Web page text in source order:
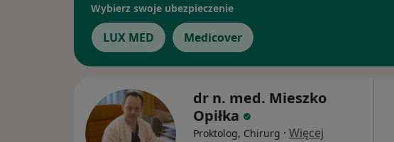
Wybierz swoje ubezpieczenie
LUX MED Medicover
dr n. med. Mieszko
Opiłka
Proktolog, Chirurg · Więcej